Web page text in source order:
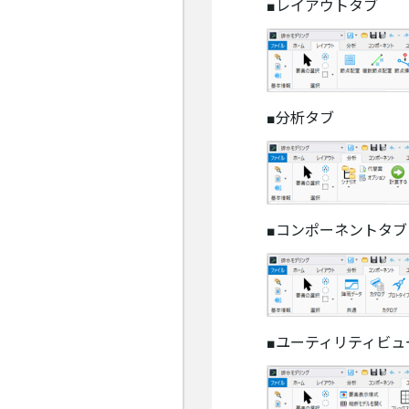
■レイアウトタブ
■分析タブ
■コンポーネントタブ
■ユーティリティビ